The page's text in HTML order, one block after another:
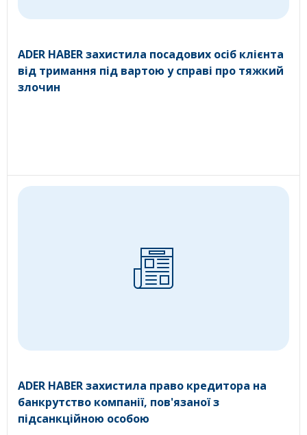
ADER HABER захистила посадових осіб клієнта
від тримання під вартою у справі про тяжкий
злочин
ADER HABER захистила право кредитора на
банкрутство компанії, пов'язаної з
підсанкційною особою